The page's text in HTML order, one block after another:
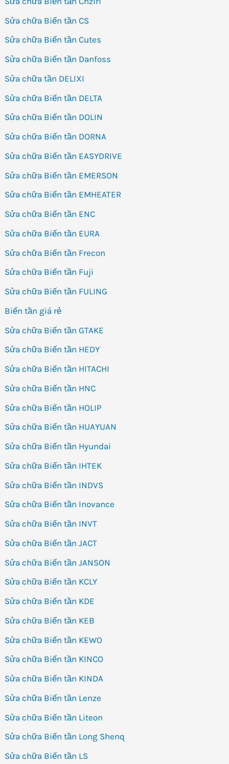
Sửa chữa Biến tần CS
Sửa chữa Biến tần Cutes
Sửa chữa Biến tần Danfoss
Sửa chữa tần DELIXI
Sửa chữa Biến tần DELTA
Sửa chữa Biến tần DOLIN
Sửa chữa Biến tần DORNA
Sửa chữa Biến tần EASYDRIVE
Sửa chữa Biến tần EMERSON
Sửa chữa Biến tần EMHEATER
Sửa chữa Biến tần ENC
Sửa chữa Biến tần EURA
Sửa chữa Biến tần Frecon
Sửa chữa Biến tần Fuji
Sửa chữa Biến tần FULING
Biến tần giá rẻ
Sửa chữa Biến tần GTAKE
Sửa chữa Biến tần HEDY
Sửa chữa Biến tần HITACHI
Sửa chữa Biến tần HNC
Sửa chữa Biến tần HOLIP
Sửa chữa Biến tần HUAYUAN
Sửa chữa Biến tần Hyundai
Sửa chữa Biến tần IHTEK
Sửa chữa Biến tần INDVS
Sửa chữa Biến tần Inovance
Sửa chữa Biến tần INVT
Sửa chữa Biến tần JACT
Sửa chữa Biến tần JANSON
Sửa chữa Biến tần KCLY
Sửa chữa Biến tần KDE
Sửa chữa Biến tần KEB
Sửa chữa Biến tần KEWO
Sửa chữa Biến tần KINCO
Sửa chữa Biến tần KINDA
Sửa chữa Biến tần Lenze
Sửa chữa Biến tần Liteon
Sửa chữa Biến tần Long Shenq
Sửa chữa Biến tần LS